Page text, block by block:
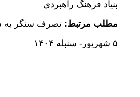
بنیاد فرهنگ راهبردی
مطلب مرتبط: تصرف سنگر به
۵ شهریور- سنبله ١۴٠۴